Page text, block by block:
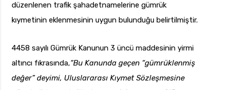
düzenlenen trafik şahadetnamelerine gümrük
kıymetinin eklenmesinin uygun bulunduğu belirtilmiştir.
4458 sayılı Gümrük Kanunun 3 üncü maddesinin yirmi
altıncı fıkrasında,“Bu Kanunda geçen “gümrüklenmiş
değer” deyimi, Uluslararası Kıymet Sözleşmesine